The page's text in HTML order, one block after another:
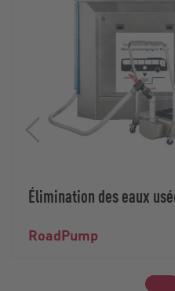
Élimination des eaux
RoadPump